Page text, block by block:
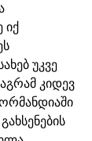
იქ
უკვე
კიდევ